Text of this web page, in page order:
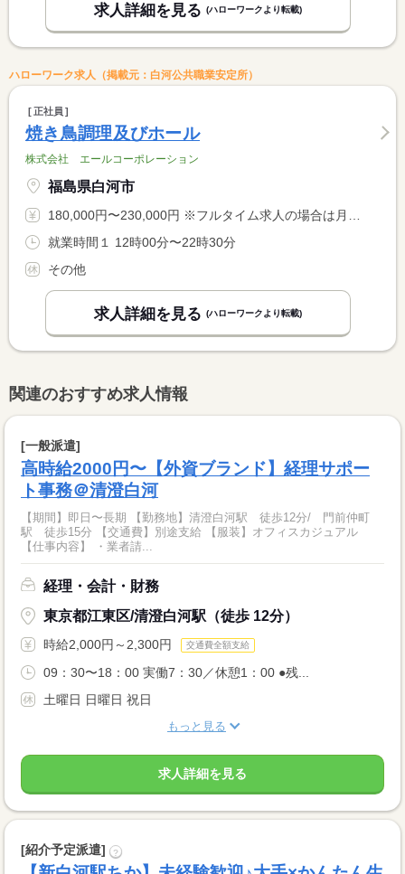
求人詳細を見る (ハローワークより転載)
ハローワーク求人（掲載元：白河公共職業安定所）
正社員
焼き鳥調理及びホール
株式会社 エールコーポレーション
福島県白河市
180,000円〜230,000円 ※フルタイム求人の場合は月額（換算額）、パート求人の場合は時間額を表示しています。
就業時間１ 12時00分〜22時30分
その他
求人詳細を見る (ハローワークより転載)
関連のおすすめ求人情報
[一般派遣]
高時給2000円〜【外資ブランド】経理サポー
ト事務＠清澄白河
【期間】即日〜長期 【勤務地】清澄白河駅 徒歩12分/ 門前仲町
駅 徒歩15分 【交通費】別途支給 【服装】オフィスカジュアル
【仕事内容】 ・業者請...
経理・会計・財務
東京都江東区/清澄白河駅（徒歩 12分）
時給2,000円～2,300円 交通費全額支給
09：30〜18：00 実働7：30／休憩1：00 ●残...
土曜日 日曜日 祝日
もっと見る
求人詳細を見る
[紹介予定派遣] ?